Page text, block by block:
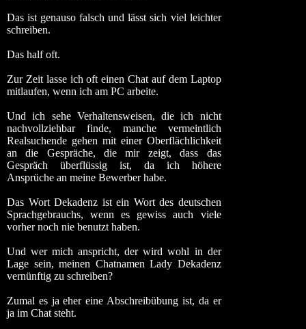
Das ist genauso falsch und lässt sich viel leichter
schreiben.
Das half oft.
Zur Zeit lasse ich oft einen Chat auf dem Laptop
mitlaufen, wenn ich am PC arbeite.
Und ich sehe Verhaltensweisen, die ich nicht
nachvollziehbar finde, manche vermeintlich
Realsuchende gehen mit einer Oberflächlichkeit
an die Gespräche, die mir zeigt, dass das
Gespräch überflüssig ist, da ich höhere
Ansprüche an meine Bewerber habe.
Das Wort Dekadenz ist ein Wort des deutschen
Sprachgebrauchs, wenn es gewiss auch viele
vorher noch nie benutzt haben.
Und wer mich anspricht, der wird wohl in der
Lage sein, meinen ChatnamenLady Dekadenz
vernünftig zu schreiben?
Zumal es ja eher eine Abschreibübung ist, da er
ja im Chat steht.